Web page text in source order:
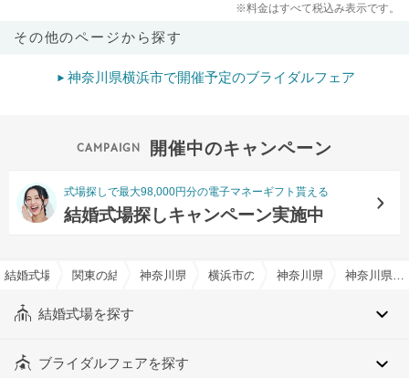
※料金はすべて税込み表示です。
その他のページから探す
神奈川県横浜市で開催予定のブライダルフェア
開催中のキャンペーン
式場探しで最大98,000円分の電子マネーギフト貰える
結婚式場探しキャンペーン実施中
結婚式場を探すならハナユメ
関東の結婚式場神奈川県の結婚式場横浜市の結婚式場神奈川県横浜市港北区神奈川県横浜市港北区の大人数（100名以上）でおすすめの結婚式場・挙式会場一覧
結婚式場を探す
ブライダルフェアを探す